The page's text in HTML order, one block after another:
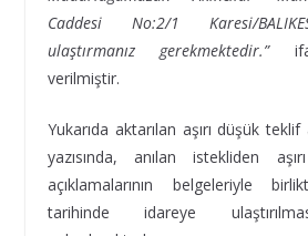
Caddesi No:2/1 Karesi/
ulaştırmanız gerekmektedir.”
verilmiştir.
Yukarıda aktarılan aşırı düşük
yazısında, anılan istekliden
açıklamalarının belgeleriyle
tarihinde idareye